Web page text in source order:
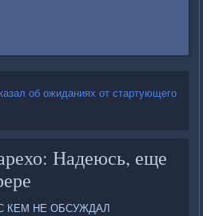
об ожиданиях от стартующего
Надеюсь, еще
КЕМ НЕ ОБСУЖДАЛ